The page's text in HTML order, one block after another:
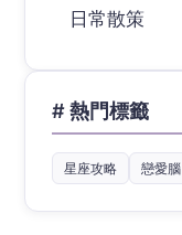
日常散策
# 熱門標籤
星座攻略 戀愛腦